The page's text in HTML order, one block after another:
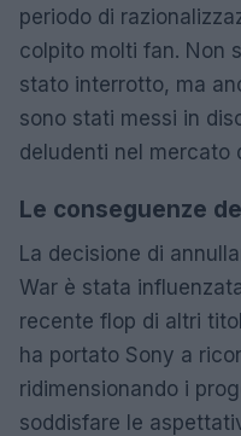
periodo di
colpito molti fan. Non
stato interrotto, ma
sono stati messi in
deludenti nel mercato
Le conseguenze
La decisione di
War è stata
recente flop di altri
ha portato Sony a
ridimensionando i
soddisfare le